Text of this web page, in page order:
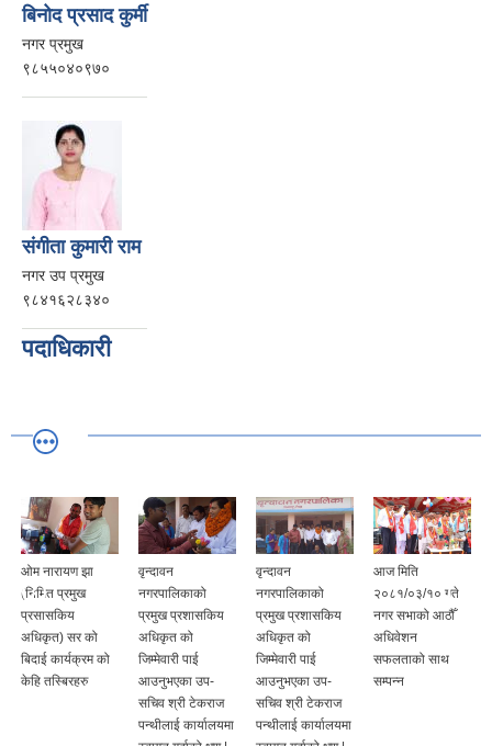
बिनोद प्रसाद कुर्मी
नगर प्रमुख
९८५५०४०९७०
संगीता कुमारी राम
नगर उप प्रमुख
९८४१६२८३४०
पदाधिकारी
ओम नारायण झा
(निमित प्रमुख
प्रसासकिय
अधिकृत) सर को
बिदाई कार्यक्रम को
केहि तस्बिरहरु
वृन्दावन
नगरपालिकाको
प्रमुख प्रशासकिय
अधिकृत को
जिम्मेवारी पाई
आउनुभएका उप-
सचिव श्री टेकराज
पन्थीलाई कार्यालयमा
वृन्दावन
नगरपालिकाको
प्रमुख प्रशासकिय
अधिकृत को
जिम्मेवारी पाई
आउनुभएका उप-
सचिव श्री टेकराज
पन्थीलाई कार्यालयमा
आज मिति
२०८१/०३/१० गते
नगर सभाको आठौँ
अधिवेशन
सफलताको साथ
सम्पन्न